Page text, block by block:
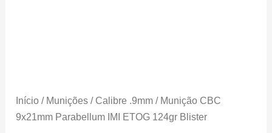
Início / Munições / Calibre .9mm / Munição CBC
9x21mm Parabellum IMI ETOG 124gr Blister